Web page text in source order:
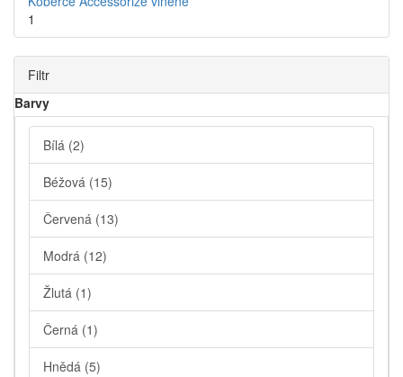
1
Filtr
Barvy
Bílá (2)
Béžová (15)
Červená (13)
Modrá (12)
Žlutá (1)
Černá (1)
Hnědá (5)